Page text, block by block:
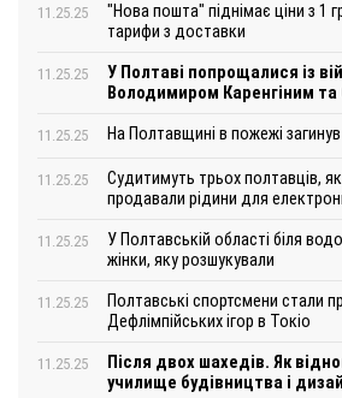
11.25.25
"Нова пошта" піднімає ціни з 1
тарифи з доставки
11.25.25
У Полтаві попрощалися із
Володимиром Каренгіним
11.25.25 На Полтавщині в пожежі
11.25.25
Судитимуть трьох полтавців,
продавали рідини для
11.25.25
У Полтавській області біля
жінки, яку розшукували
11.25.25
Полтавські спортсмени стали
Дефлімпійських ігор в Токіо
11.25.25
Після двох шахедів. Як
училище будівництва і